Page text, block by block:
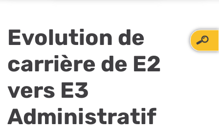
Evolution de
carrière de E2
vers E3
Administratif